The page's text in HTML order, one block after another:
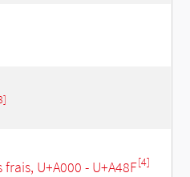
U+A000 - U+A48F[4]